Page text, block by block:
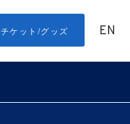
チケット/グッズ EN